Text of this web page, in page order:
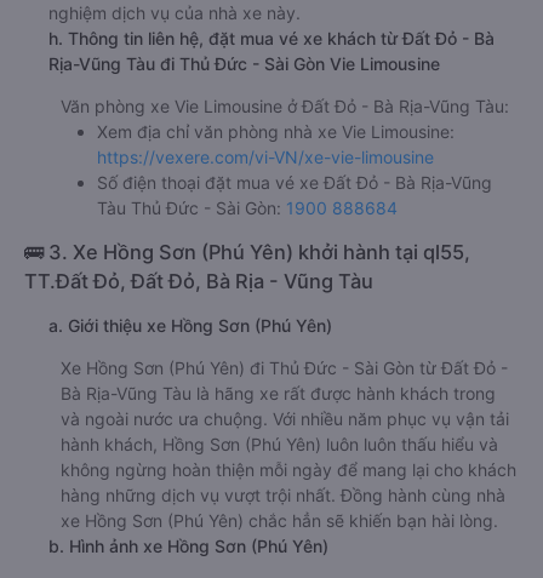
nghiệm dịch vụ của nhà xe này.
h. Thông tin liên hệ, đặt mua vé xe khách từ Đất Đỏ - Bà
Rịa-Vũng Tàu đi Thủ Đức - Sài Gòn Vie Limousine
Văn phòng xe Vie Limousine ở Đất Đỏ - Bà Rịa-Vũng Tàu:
Xem địa chỉ văn phòng nhà xe Vie Limousine:
https://vexere.com/vi-VN/xe-vie-limousine
Số điện thoại đặt mua vé xe Đất Đỏ - Bà Rịa-Vũng
Tàu Thủ Đức - Sài Gòn: 1900 888684
🚌 3. Xe Hồng Sơn (Phú Yên) khởi hành tại ql55,
TT.Đất Đỏ, Đất Đỏ, Bà Rịa - Vũng Tàu
a. Giới thiệu xe Hồng Sơn (Phú Yên)
Xe Hồng Sơn (Phú Yên) đi Thủ Đức - Sài Gòn từ Đất Đỏ -
Bà Rịa-Vũng Tàu là hãng xe rất được hành khách trong
và ngoài nước ưa chuộng. Với nhiều năm phục vụ vận tải
hành khách, Hồng Sơn (Phú Yên) luôn luôn thấu hiểu và
không ngừng hoàn thiện mỗi ngày để mang lại cho khách
hàng những dịch vụ vượt trội nhất. Đồng hành cùng nhà
xe Hồng Sơn (Phú Yên) chắc hẳn sẽ khiến bạn hài lòng.
b. Hình ảnh xe Hồng Sơn (Phú Yên)